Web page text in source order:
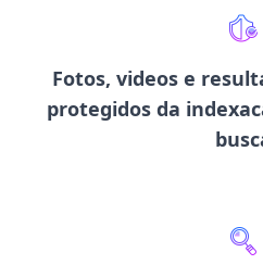
Fotos, videos e
protegidos da